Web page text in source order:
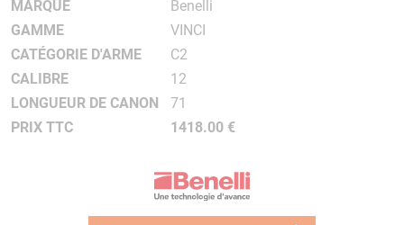
MARQUE
Benelli
GAMME
VINCI
CATÉGORIE D'ARME
C2
CALIBRE
12
LONGUEUR DE CANON
71
PRIX TTC
1418.00 €